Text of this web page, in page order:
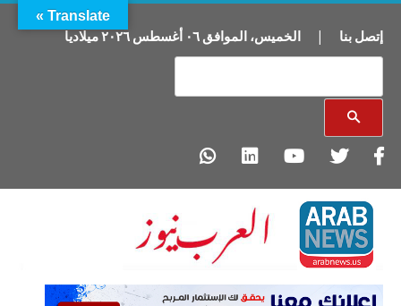
إتصل بنا | الخميس، الموافق٠٦ أغسطس ٢٠٢٦ميلاديا
Translate »